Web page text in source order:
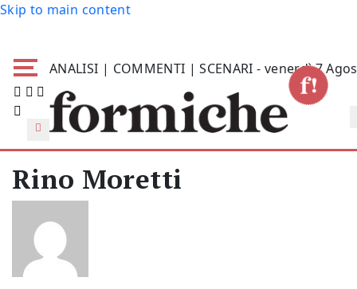
Skip to main content
ANALISI | COMMENTI | SCENARI - venerdì 7
Rino Moretti